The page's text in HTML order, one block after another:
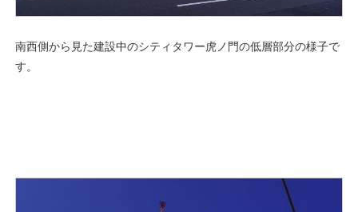
南西側から見た建設中のシティタワー虎ノ門の低層部分の様子で
す。